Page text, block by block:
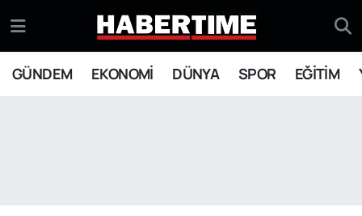
GÜNDEM EKONOMİ DÜNYA SPOR EĞİTİM
EKONOMİ
Eskişehir Nöbetçi Eczaneler
Eskişehir Hava Durumu